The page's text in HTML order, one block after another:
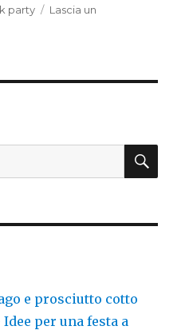
party
Lascia un
e prosciutto cotto
per una festa a